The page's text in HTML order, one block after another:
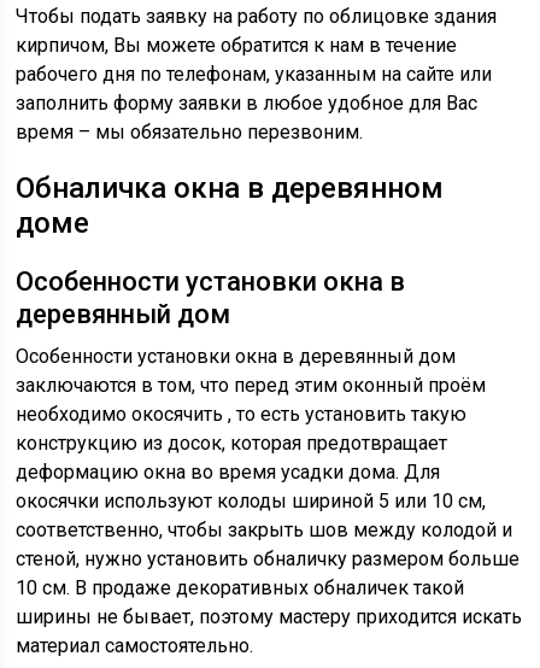
Чтобы подать заявку на работу по облицовке здания
кирпичом, Вы можете обратится к нам в течение
рабочего дня по телефонам, указанным на сайте или
заполнить форму заявки в любое удобное для Вас
время – мы обязательно перезвоним.
Обналичка окна в деревянном
доме
Особенности установки окна в
деревянный дом
Особенности установки окна в деревянный дом
заключаются в том, что перед этим оконный проём
необходимо окосячить , то есть установить такую
конструкцию из досок, которая предотвращает
деформацию окна во время усадки дома. Для
окосячки используют колоды шириной 5 или 10 см,
соответственно, чтобы закрыть шов между колодой и
стеной, нужно установить обналичку размером больше
10 см. В продаже декоративных обналичек такой
ширины не бывает, поэтому мастеру приходится искать
материал самостоятельно.